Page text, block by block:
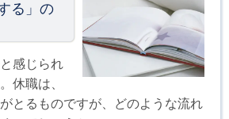
る」の
感じられ
休職は、
とるものですが、どのような流れ